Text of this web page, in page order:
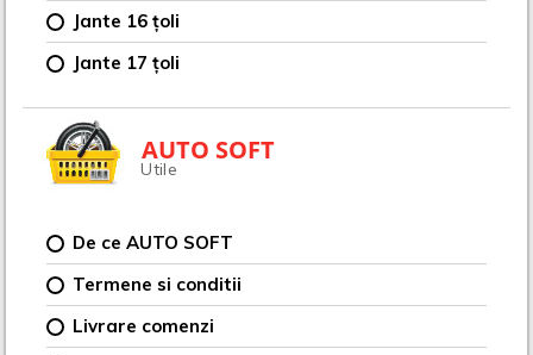
Jante 16 țoli
Jante 17 țoli
AUTO SOFT
Utile
De ce AUTO SOFT
Termene si conditii
Livrare comenzi